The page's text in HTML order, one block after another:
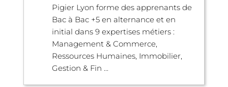
Pigier Lyon forme des apprenants de
Bac à Bac +5 en alternance et en
initial dans 9 expertises métiers :
Management & Commerce,
Ressources Humaines, Immobilier,
Gestion & Fin ...